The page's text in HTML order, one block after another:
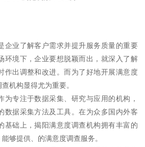
企业了解客户需求并提升服务质量的重要
环境下，企业要想脱颖而出，就深入了解
作出调整和改进。而为了好地开展满意度
机构显得尤为重要。
为专注于数据采集、研究与应用的机构，
数据采集方法及工具。在为众多国内外客
基础上，揭阳满意度调查机构拥有丰富的
够提供、的满意度调查服务。